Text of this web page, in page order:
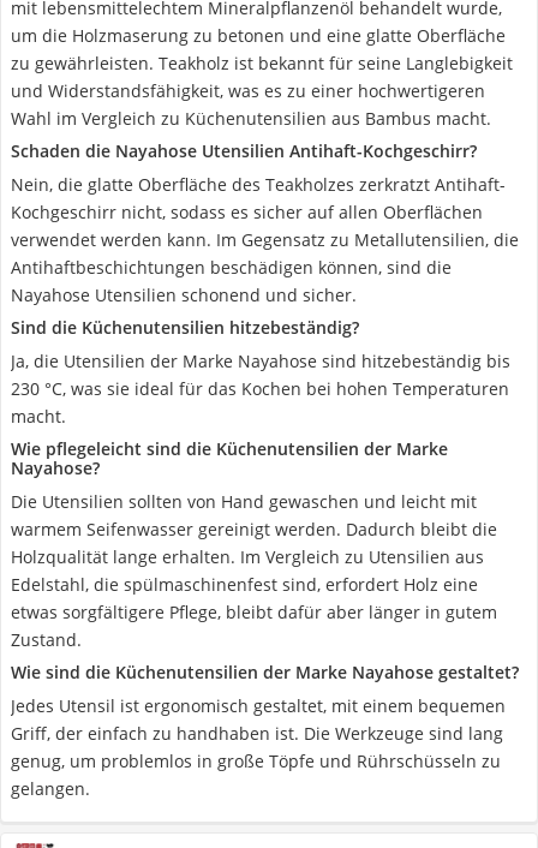
mit lebensmittelechtem Mineralpflanzenöl behandelt wurde,
um die Holzmaserung zu betonen und eine glatte Oberfläche
zu gewährleisten. Teakholz ist bekannt für seine Langlebigkeit
und Widerstandsfähigkeit, was es zu einer hochwertigeren
Wahl im Vergleich zu Küchenutensilien aus Bambus macht.
Schaden die Nayahose Utensilien Antihaft-Kochgeschirr?
Nein, die glatte Oberfläche des Teakholzes zerkratzt Antihaft-
Kochgeschirr nicht, sodass es sicher auf allen Oberflächen
verwendet werden kann. Im Gegensatz zu Metallutensilien, die
Antihaftbeschichtungen beschädigen können, sind die
Nayahose Utensilien schonend und sicher.
Sind die Küchenutensilien hitzebeständig?
Ja, die Utensilien der Marke Nayahose sind hitzebeständig bis
230 °C, was sie ideal für das Kochen bei hohen Temperaturen
macht.
Wie pflegeleicht sind die Küchenutensilien der Marke
Nayahose?
Die Utensilien sollten von Hand gewaschen und leicht mit
warmem Seifenwasser gereinigt werden. Dadurch bleibt die
Holzqualität lange erhalten. Im Vergleich zu Utensilien aus
Edelstahl, die spülmaschinenfest sind, erfordert Holz eine
etwas sorgfältigere Pflege, bleibt dafür aber länger in gutem
Zustand.
Wie sind die Küchenutensilien der Marke Nayahose gestaltet?
Jedes Utensil ist ergonomisch gestaltet, mit einem bequemen
Griff, der einfach zu handhaben ist. Die Werkzeuge sind lang
genug, um problemlos in große Töpfe und Rührschüsseln zu
gelangen.